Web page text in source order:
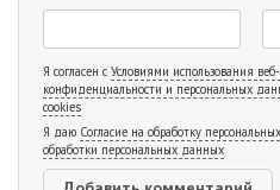
Я согласен с Условиями использования
конфиденциальности и персональных
cookies
Я даю Согласие на обработку
обработки персональных данных